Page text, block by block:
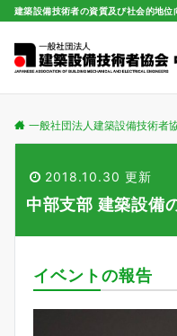
建築設備技術者の資質及び社会的地位
一般社団法人建築設備技術者
2018.10.30 更新
中部支部 建築設備
イベントの報告